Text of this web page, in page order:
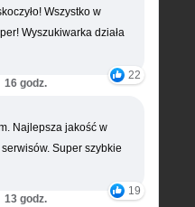
Wszystko w
Wyszukiwarka działa
22
16 godz.
Najlepsza jakość w
Super szybkie
19
13 godz.